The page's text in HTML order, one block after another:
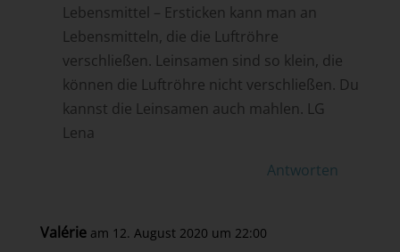
Lebensmittel – Ersticken kann man an
Lebensmitteln, die die Luftröhre
verschließen. Leinsamen sind so klein, die
können die Luftröhre nicht verschließen. Du
kannst die Leinsamen auch mahlen. LG
Lena
Antworten
Valérie am 12. August 2020 um 22:00